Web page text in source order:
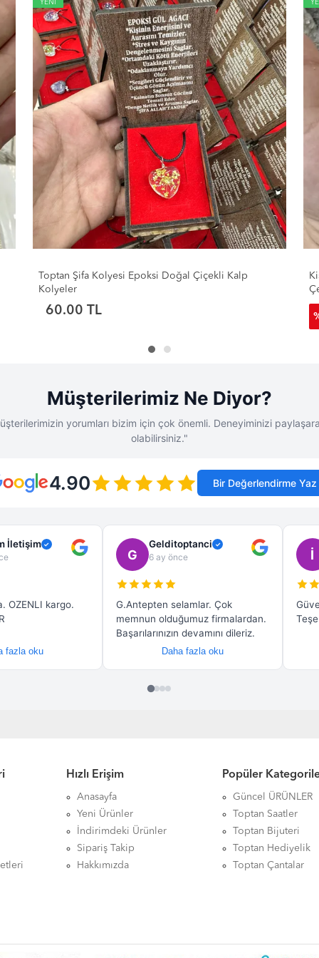
YENİ
Kişiye Özel Lazer Baskıya Uygun Kararma Yapmaz
Çelik Kolye Modelleri - Toptan Bayan Kolye
%38
130.00 TL
Hızlı Erişim
Anasayfa
Yeni Ürünler
İndirimdeki Ürünler
Sipariş Takip
Hakkımızda
Popüler
Güncel ÜRÜNLER
Toptan Saatler
Toptan Bijuteri
Toptan Hediyelik
Toptan Çantalar